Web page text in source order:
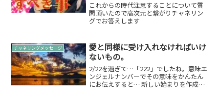
これからの時代注意することについて質
問頂いたので高次元と繋がりチャネリン
グでお答えします
チャネリングメッセージ
愛と同様に受け入れなければいけ
ないもの。
2/22を過ぎて…「222」でしたね。意味エ
ンジェルナンバーでその意味をかんたん
にお伝えすると… 新しい始まりを作成